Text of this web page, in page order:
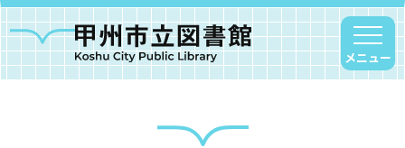
メニュー